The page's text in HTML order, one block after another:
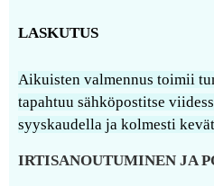
LASKUTUS
Aikuisten valmennus toimii
tapahtuu sähköpostitse
syyskaudella ja kolmesti
IRTISANOUTUMINEN JA